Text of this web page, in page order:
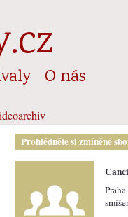
O nás
Prohlédněte si zmíněné